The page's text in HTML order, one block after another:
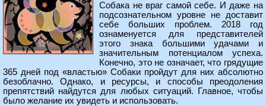
Собака не враг самой себе. И даже на
подсознательном уровне не доставит
себе больших проблем. 2018 год
ознаменуется для представителей
этого знака большими удачами и
значительным потенциалом успеха.
Конечно, это не означает, что грядущие
365 дней под «властью» Собаки пройдут для них абсолютно
безоблачно. Однако, и ресурсы, и способы преодоления
препятствий найдутся для любых ситуаций. Главное, чтобы
было желание их увидеть и использовать.